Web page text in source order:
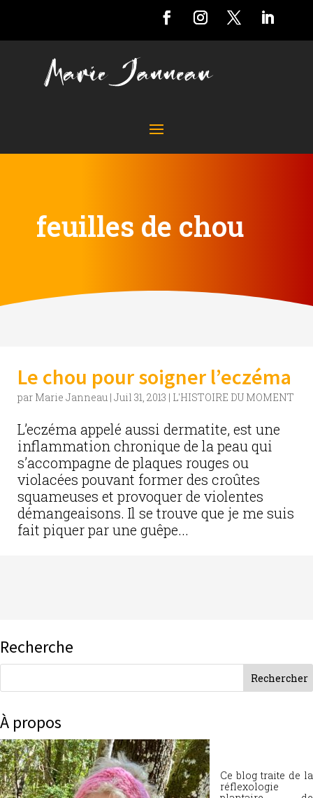
feuilles de chou
Le chou pour soigner l’eczéma
par Marie Janneau | Juil 31, 2013 | L'HISTOIRE DU MOMENT
L’eczéma appelé aussi dermatite, est une
inflammation chronique de la peau qui
s’accompagne de plaques rouges ou
violacées pouvant former des croûtes
squameuses et provoquer de violentes
démangeaisons. Il se trouve que je me suis
fait piquer par une guêpe...
Recherche
À propos
Ce blog traite de la
réflexologie